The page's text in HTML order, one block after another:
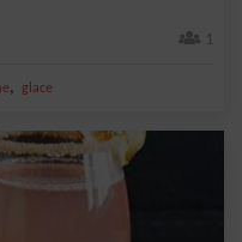
1
, glace